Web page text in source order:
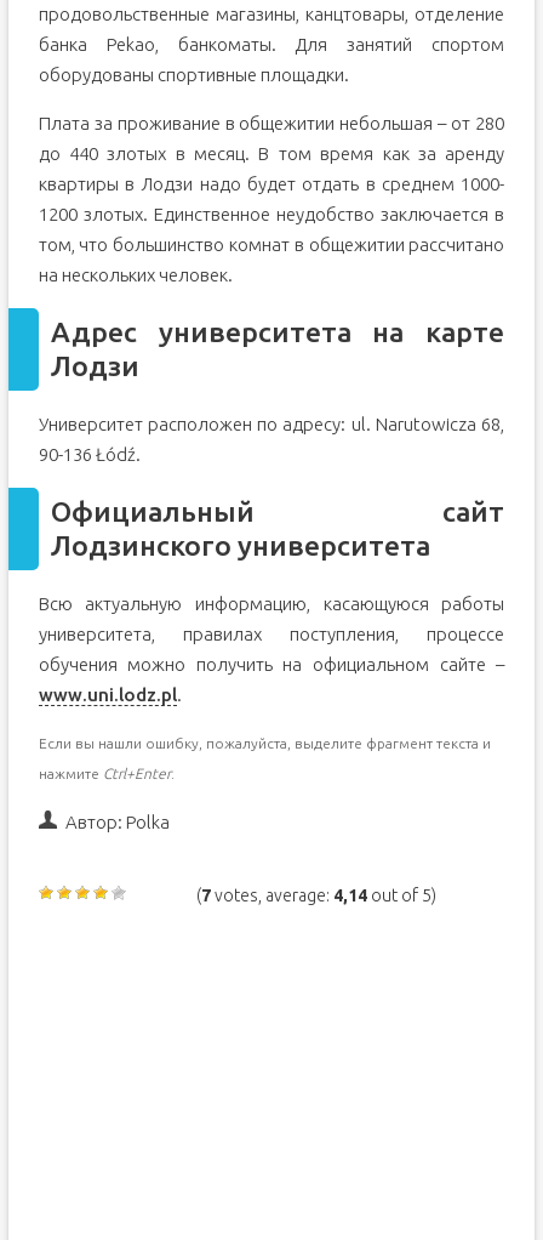
продовольственные магазины, канцтовары, отделение
банка Pekao, банкоматы. Для занятий спортом
оборудованы спортивные площадки.
Плата за проживание в общежитии небольшая – от 280
до 440 злотых в месяц. В том время как за аренду
квартиры в Лодзи надо будет отдать в среднем 1000-
1200 злотых. Единственное неудобство заключается в
том, что большинство комнат в общежитии рассчитано
на нескольких человек.
Адрес университета на карте
Лодзи
Университет расположен по адресу: ul. Narutowicza 68,
90-136 Łódź.
Официальный сайт
Лодзинского университета
Всю актуальную информацию, касающуюся работы
университета, правилах поступления, процессе
обучения можно получить на официальном сайте –
www.uni.lodz.pl.
Если вы нашли ошибку, пожалуйста, выделите фрагмент текста и
нажмите Ctrl+Enter.
Автор: Polka
(7votes, average: 4,14 out of 5)